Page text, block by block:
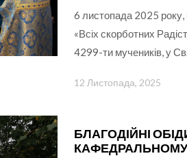
6 листопада 2025 року,
«Всіх скорботних
4299-ти мучеників, у
12 Листопада, 2025
БЛАГОДІЙНІ
КАФЕДРАЛЬНОМУ